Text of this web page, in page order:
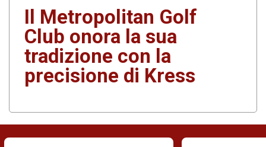
Il Metropolitan Golf
Club onora la sua
tradizione con la
precisione di Kress